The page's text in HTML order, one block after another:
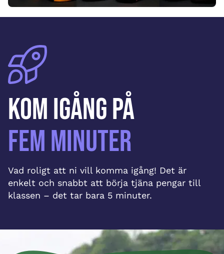
Kom igång på
fem minuter
Vad roligt att ni vill komma igång! Det är
enkelt och snabbt att börja tjäna pengar till
klassen – det tar bara 5 minuter.